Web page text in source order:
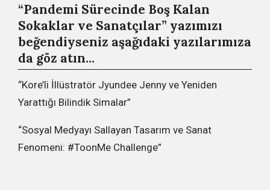
“Pandemi Sürecinde Boş Kalan
Sokaklar ve Sanatçılar” yazımızı
beğendiyseniz aşağıdaki yazılarımıza
da göz atın…
“Kore’li İllüstratör Jyundee Jenny ve Yeniden
Yarattığı Bilindik Simalar”
“Sosyal Medyayı Sallayan Tasarım ve Sanat
Fenomeni: #ToonMe Challenge”